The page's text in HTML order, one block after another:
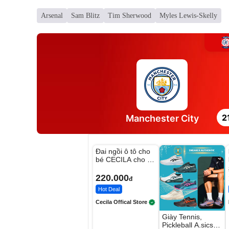
Arsenal Sam Blitz Tim Sherwood Myles Lewis-Skelly
Manchester City
Đai ngồi ô tô cho
bé CECILA cho bé
220.000đ
Hot Deal
Cecila Offical Store
Giày Tennis,
Pickleball A.sics